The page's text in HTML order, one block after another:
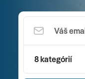
8 kategórií